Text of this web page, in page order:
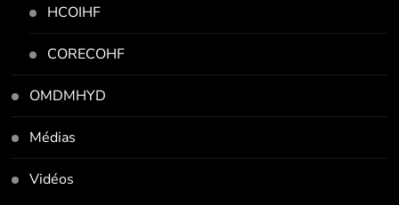
HCOIHF
CORECOHF
OMDMHYD
Médias
Vidéos